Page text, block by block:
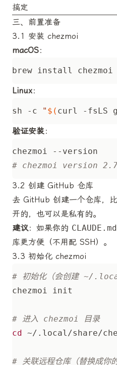
搞定
三、前置准备
3.1 安装 chezmoi
macOS：
Linux：
sh -c " $( curl -fsLS
验证安装：
# chezmoi version
3.2 创建 GitHub 仓库
去 GitHub 创建一个仓库，
开的，也可以是私有的。
建议：如果你的 CLAUDE.md
库更方便（不用配 SSH）。
3.3 初始化 chezmoi
# 初始化（会创建 ~/
# 进入 chezmoi 目录
cd
# 关联远程仓库（替换成你的